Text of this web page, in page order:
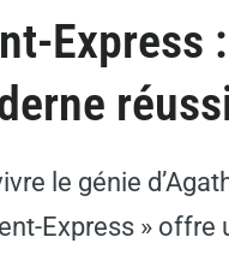
Express
le génie
Express »